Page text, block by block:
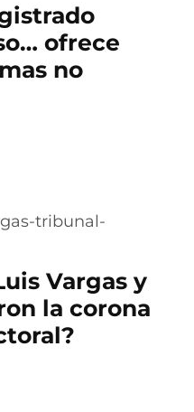
ofrece
no
Vargas y
la corona